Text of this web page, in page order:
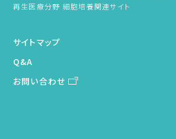
再生医療分野 細胞培養関連サイト
サイトマップ
Q&A
お問い合わせ